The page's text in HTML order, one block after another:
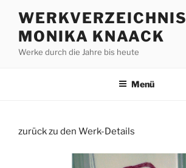
Inhalt
springen
WERKVERZEICHNIS
MONIKA KNAACK
Werke durch die Jahre bis heute
Menü
zurück zu den Werk-Details